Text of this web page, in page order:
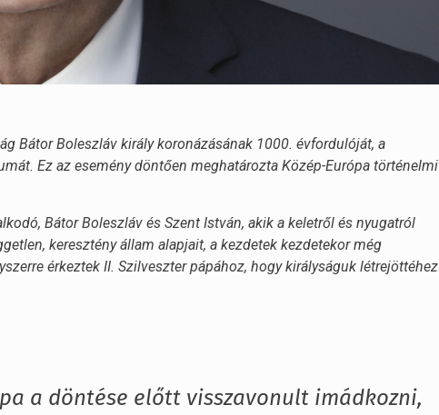
Bátor Boleszláv király koronázásának 1000. évfordulóját, a
Ez az esemény döntően meghatározta Közép-Európa történelmi
Bátor Boleszláv és Szent István, akik a keletről és nyugatról
keresztény állam alapjait, a kezdetek kezdetekor még
érkeztek II. Szilveszter pápához, hogy királyságuk létrejöttéhez
a döntése előtt visszavonult imádkozni,